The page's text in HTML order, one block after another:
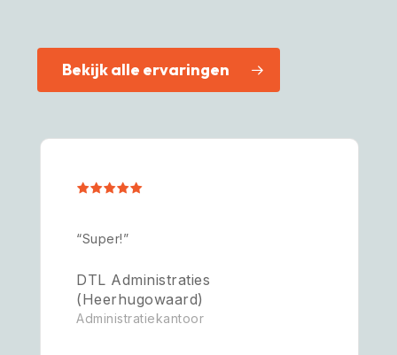
Bekijk alle ervaringen
“Super!”
DTL Administraties
(Heerhugowaard)
Administratiekantoor